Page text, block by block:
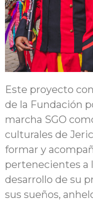
Este proyecto
de la Fundación
marcha SGO
culturales de
formar y
pertenecientes a
desarrollo de su
sus sueños,